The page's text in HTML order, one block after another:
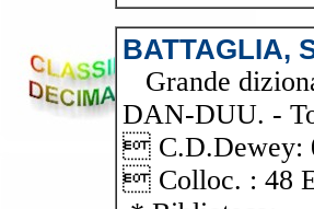
BATTAGLIA,
Grande
DAN-DUU. -
 C.D.Dewey:
 Colloc. : 48